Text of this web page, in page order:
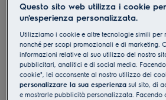
EUOC94IW
New UltraOne
traino 66 dB
4.3 (3)
PVR
Questo sito web utilizza i cookie
un'esperienza personalizzata.
Utilizziamo i cookie e altre tecnologie simili per
nonché per scopi promozionali e di marketing.
informazioni relative al suo utilizzo del nostro
pubblicitari, analitici e di social media.
cookie", lei acconsente al nostro utilizzo dei
personalizzare la sua esperienza sul sito, di
e mostrarle pubblicità personalizzata. Facendo